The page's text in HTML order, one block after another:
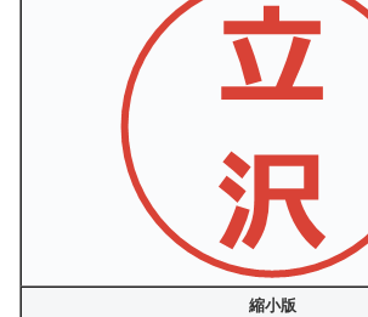
縮小版